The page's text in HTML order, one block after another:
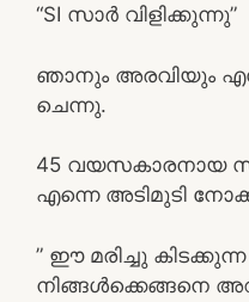
“SI സാർ വിളിക്കുന്നു”
ഞാനും അരവിയും
ചെന്നു.
45 വയസകാരനായ
എന്നെ അടിമുടി
” ഈ മരിച്ചു
നിങ്ങൾക്കെങ്ങനെ